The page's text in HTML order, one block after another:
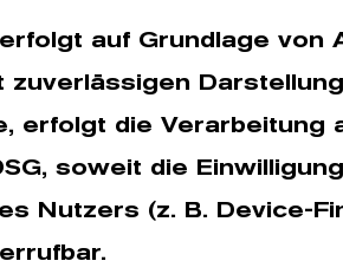
auf Grundlage von
erfolgt die Verarbeitung
soweit die
Nutzers (z. B. Device-